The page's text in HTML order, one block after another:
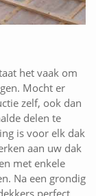
het vaak om
Mocht er
zelf, ook dan
delen te
is voor elk dak
aan uw dak
met enkele
Na een grondig